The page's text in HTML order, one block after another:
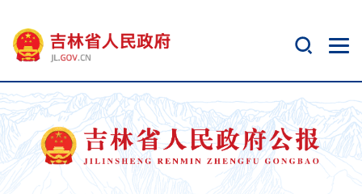
开
无
障
碍
说
明